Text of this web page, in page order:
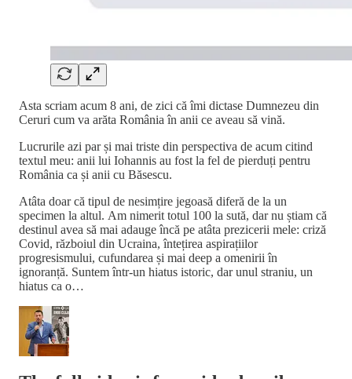
Asta scriam acum 8 ani, de zici că îmi dictase Dumnezeu din
Ceruri cum va arăta România în anii ce aveau să vină.
Lucrurile azi par și mai triste din perspectiva de acum citind
textul meu: anii lui Iohannis au fost la fel de pierduți pentru
România ca și anii cu Băsescu.
Atâta doar că tipul de nesimțire jegoasă diferă de la un
specimen la altul. Am nimerit totul 100 la sută, dar nu știam că
destinul avea să mai adauge încă pe atâta prezicerii mele: criză
Covid, războiul din Ucraina, întețirea aspirațiilor
progresismului, cufundarea și mai deep a omenirii în
ignoranță. Suntem într-un hiatus istoric, dar unul straniu, un
hiatus ca o…